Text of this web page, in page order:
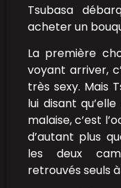
Tsubasa
acheter un
La première
voyant arriver,
très sexy. Mais
lui disant
malaise, c’est
d’autant plus
les deux
retrouvés seuls à